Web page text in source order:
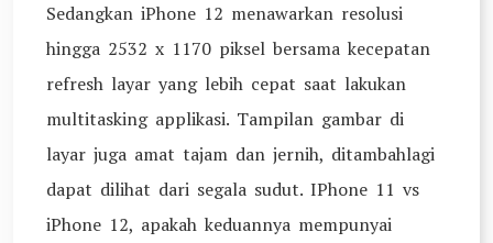
Sedangkan iPhone 12 menawarkan resolusi
hingga 2532 x 1170 piksel bersama kecepatan
refresh layar yang lebih cepat saat lakukan
multitasking applikasi. Tampilan gambar di
layar juga amat tajam dan jernih, ditambahlagi
dapat dilihat dari segala sudut. IPhone 11 vs
iPhone 12, apakah keduannya mempunyai